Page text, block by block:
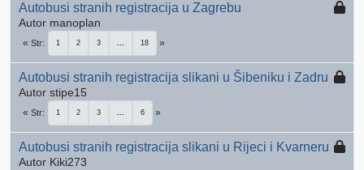
Autobusi stranih registracija u Zagrebu
Autor manoplan
Str 1 2 3 ... 18
Autobusi stranih registracija slikani u Šibeniku i Zadru
Autor stipe15
Str 1 2 3 ... 6
Autobusi stranih registracija slikani u Rijeci i Kvarneru
Autor Kiki273